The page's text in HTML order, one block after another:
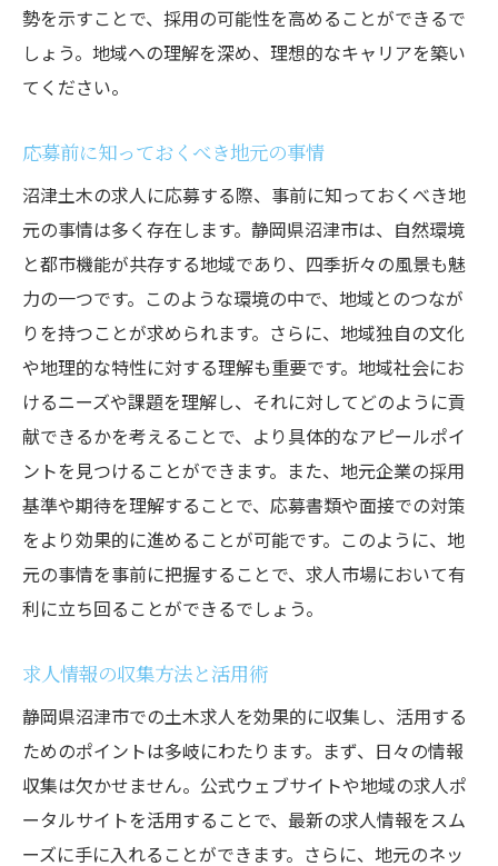
勢を示すことで、採用の可能性を高めることができるで
しょう。地域への理解を深め、理想的なキャリアを築い
てください。
応募前に知っておくべき地元の事情
沼津土木の求人に応募する際、事前に知っておくべき地
元の事情は多く存在します。静岡県沼津市は、自然環境
と都市機能が共存する地域であり、四季折々の風景も魅
力の一つです。このような環境の中で、地域とのつなが
りを持つことが求められます。さらに、地域独自の文化
や地理的な特性に対する理解も重要です。地域社会にお
けるニーズや課題を理解し、それに対してどのように貢
献できるかを考えることで、より具体的なアピールポイ
ントを見つけることができます。また、地元企業の採用
基準や期待を理解することで、応募書類や面接での対策
をより効果的に進めることが可能です。このように、地
元の事情を事前に把握することで、求人市場において有
利に立ち回ることができるでしょう。
求人情報の収集方法と活用術
静岡県沼津市での土木求人を効果的に収集し、活用する
ためのポイントは多岐にわたります。まず、日々の情報
収集は欠かせません。公式ウェブサイトや地域の求人ポ
ータルサイトを活用することで、最新の求人情報をスム
ーズに手に入れることができます。さらに、地元のネッ